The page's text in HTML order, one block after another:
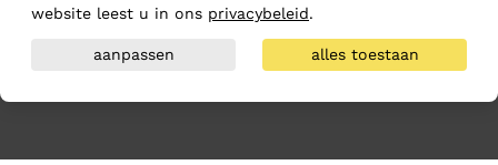
website leest u in ons privacybeleid.
aanpassen alles toestaan